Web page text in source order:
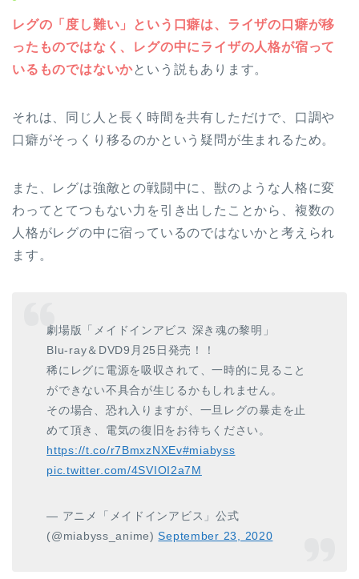
レグの「度し難い」という口癖は、ライザの口癖が移
ったものではなく、レグの中にライザの人格が宿って
いるものではないかという説もあります。
それは、同じ人と長く時間を共有しただけで、口調や
口癖がそっくり移るのかという疑問が生まれるため。
また、レグは強敵との戦闘中に、獣のような人格に変
わってとてつもない力を引き出したことから、複数の
人格がレグの中に宿っているのではないかと考えられ
ます。
劇場版「メイドインアビス 深き魂の黎明」
Blu-ray＆DVD9月25日発売！！
稀にレグに電源を吸収されて、一時的に見ること
ができない不具合が生じるかもしれません。
その場合、恐れ入りますが、一旦レグの暴走を止
めて頂き、電気の復旧をお待ちください。
https://t.co/r7BmxzNXEv#miabyss
pic.twitter.com/4SVIOI2a7M
— アニメ「メイドインアビス」公式
(@miabyss_anime)September 23, 2020